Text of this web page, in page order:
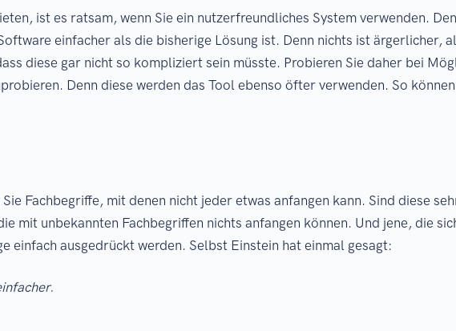
ist es ratsam, wenn Sie ein nutzerfreundliches System verwenden.
einfacher als die bisherige Lösung ist. Denn nichts ist ärgerlicher,
diese gar nicht so kompliziert sein müsste. Probieren Sie daher bei
Denn diese werden das Tool ebenso öfter verwenden. So
Fachbegriffe, mit denen nicht jeder etwas anfangen kann. Sind diese
mit unbekannten Fachbegriffen nichts anfangen können. Und jene, die
einfach ausgedrückt werden. Selbst Einstein hat einmal gesagt: